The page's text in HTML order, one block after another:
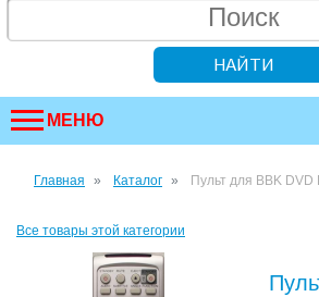
МЕНЮ
Главная Каталог Пульт для BBK DVD
Все товары этой категории